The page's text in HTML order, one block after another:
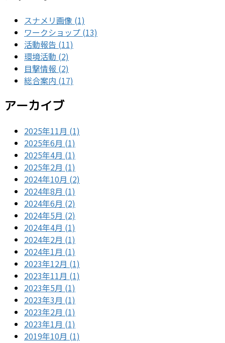
スナメリ画像 (1)
ワークショップ (13)
活動報告 (11)
環境活動 (2)
目撃情報 (2)
総合案内 (17)
アーカイブ
2025年11月 (1)
2025年6月 (1)
2025年4月 (1)
2025年2月 (1)
2024年10月 (2)
2024年8月 (1)
2024年6月 (2)
2024年5月 (2)
2024年4月 (1)
2024年2月 (1)
2024年1月 (1)
2023年12月 (1)
2023年11月 (1)
2023年5月 (1)
2023年3月 (1)
2023年2月 (1)
2023年1月 (1)
2019年10月 (1)